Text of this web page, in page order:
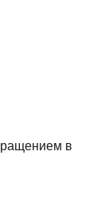
в